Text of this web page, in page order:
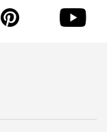
p y